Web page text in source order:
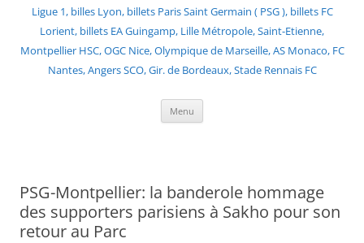
Ligue 1, billes Lyon, billets Paris Saint Germain ( PSG ), billets FC
Lorient, billets EA Guingamp, Lille Métropole, Saint-Etienne,
Montpellier HSC, OGC Nice, Olympique de Marseille, AS Monaco, FC
Nantes, Angers SCO, Gir. de Bordeaux, Stade Rennais FC
Menu
PSG-Montpellier: la banderole hommage
des supporters parisiens à Sakho pour son
retour au Parc